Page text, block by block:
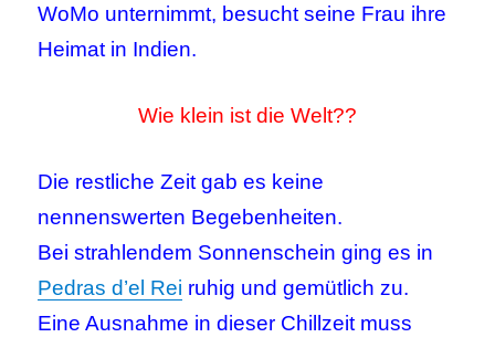
WoMo unternimmt, besucht seine Frau ihre
Heimat in Indien.
Wie klein ist die Welt??
Die restliche Zeit gab es keine
nennenswerten Begebenheiten.
Bei strahlendem Sonnenschein ging es in
Pedras d’el Rei ruhig und gemütlich zu.
Eine Ausnahme in dieser Chillzeit muss